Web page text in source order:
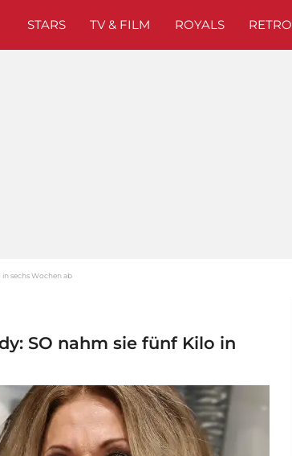
STARS TV & FILM ROYALS RETRO
sechs Wochen ab
SO nahm sie fünf Kilo in